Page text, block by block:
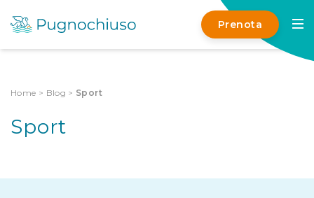
Prenota
Home > Blog > Sport
Sport